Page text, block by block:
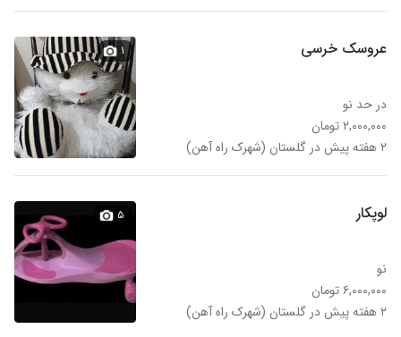
عروسک خرسی
در حد نو
۲,۰۰۰,۰۰۰ تومان
۲ هفته پیش در گلستان (شهرک راه آهن)
۱
لوپکار
نو
۶,۰۰۰,۰۰۰ تومان
۲ هفته پیش در گلستان (شهرک راه آهن)
۵